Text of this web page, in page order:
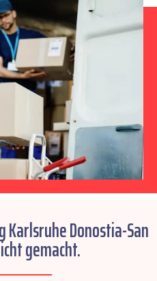
Karlsruhe Donostia-San
gemacht.